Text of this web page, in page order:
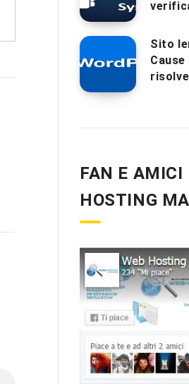
Sito
FAN E AMICI
HOSTING